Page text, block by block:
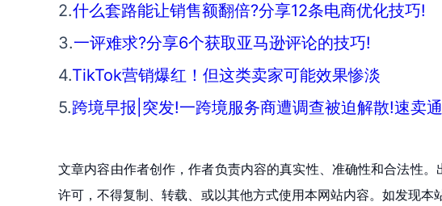
2.什么套路能让销售额翻倍?分享12条电商优化技巧!
3.一评难求?分享6个获取亚马逊评论的技巧!
4.TikTok营销爆红！但这类卖家可能效果惨淡
5.跨境早报|突发!一跨境服务商遭调查被迫解散!速卖
文章内容由作者创作，作者负责内容的真实性、准确性和合法性
许可，不得复制、转载、或以其他方式使用本网站内容。如发现